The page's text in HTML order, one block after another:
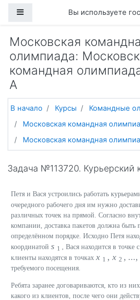
Боковая панельВы используете
Московская
олимпиада:
командная
А
В начало Курсы
Командные
Московская командная
Московская командная
Задача №113720. Курьерский
Петя и Вася устроились работать
очередного рабочего дня им нужно
различных точек на прямой. Согласно
компании, доставка пакетов должна быть
определённом порядке. Исходно Петя
координатой s 1 , Вася находится в точке
клиенты находятся в точках x 1 , x 2 , ...,
требуемого посещения.
Ребята заранее договариваются, кто из
какого из клиентов, после чего они